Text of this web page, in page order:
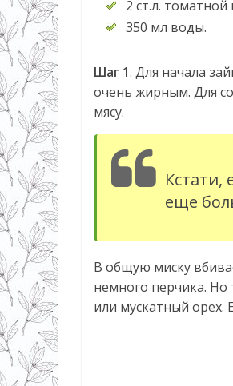
2 ст.л. томатной
350 мл воды.
Шаг 1. Для начала
очень жирным. Для
мясу.
Кстати,
еще
В общую миску
немного перчика. Но
или мускатный орех.